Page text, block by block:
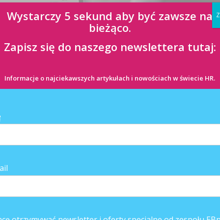
kiedy pracuje nad rozwiązaniem sam.
SCRUM. Ich praca nad projektami oparta jest na ciągłej,
Wystarczy 5 sekund aby być zawsze na
bieżąco.
Zapisz się do naszego newslettera tutaj:
Informacje o najciekawszych artykułach i nowościach w świecie HR.